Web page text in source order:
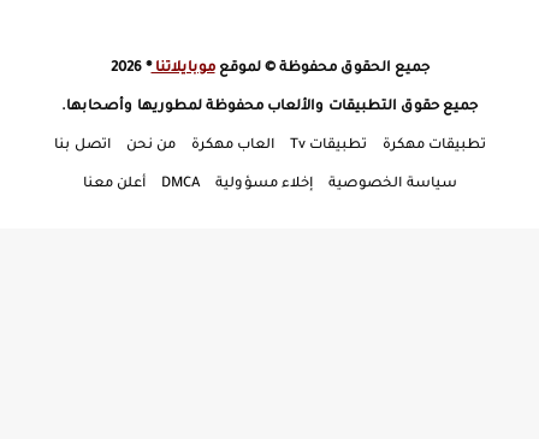
جميع الحقوق محفوظة © لموقعموبايلاتنا® 2026
جميع حقوق التطبيقات والألعاب محفوظة لمطوريها وأصحابها.
تطبيقات مهكرة تطبيقات Tv العاب مهكرة من نحن اتصل بنا
سياسة الخصوصية إخلاء مسؤولية DMCA أعلن معنا